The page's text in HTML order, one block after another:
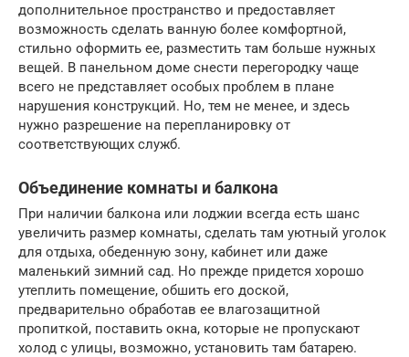
дополнительное пространство и предоставляет
возможность сделать ванную более комфортной,
стильно оформить ее, разместить там больше нужных
вещей. В панельном доме снести перегородку чаще
всего не представляет особых проблем в плане
нарушения конструкций. Но, тем не менее, и здесь
нужно разрешение на перепланировку от
соответствующих служб.
Объединение комнаты и балкона
При наличии балкона или лоджии всегда есть шанс
увеличить размер комнаты, сделать там уютный уголок
для отдыха, обеденную зону, кабинет или даже
маленький зимний сад. Но прежде придется хорошо
утеплить помещение, обшить его доской,
предварительно обработав ее влагозащитной
пропиткой, поставить окна, которые не пропускают
холод с улицы, возможно, установить там батарею.